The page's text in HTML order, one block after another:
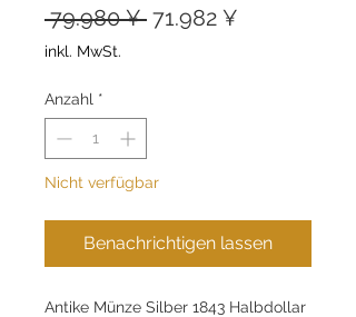
79.980 ¥ Standardpreis
71.982 ¥
inkl. MwSt.
Anzahl *
Nicht verfügbar
Benachrichtigen lassen
Antike Münze Silber 1843 Halbdollar